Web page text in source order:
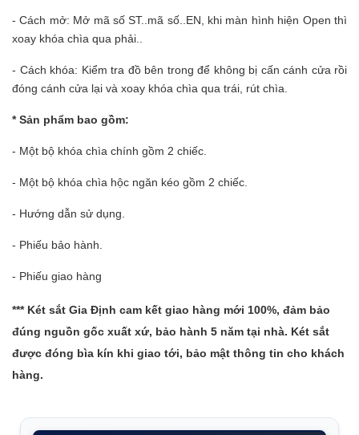
- Cách mở: Mở mã số ST..mã số..EN, khi màn hình hiện Open thì
xoay khóa chìa qua phải..
- Cách khóa: Kiểm tra đồ bên trong để không bị cấn cánh cửa rồi
đóng cánh cửa lại và xoay khóa chìa qua trái, rút chìa.
* Sản phẩm bao gồm:
- Một bộ khóa chìa chính gồm 2 chiếc.
- Một bộ khóa chìa hộc ngăn kéo gồm 2 chiếc.
- Hướng dẫn sử dụng.
- Phiếu bảo hành.
- Phiếu giao hàng
*** Két sắt Gia Định cam kết giao hàng mới 100%, đảm bảo
đúng nguồn gốc xuất xứ, bảo hành 5 năm tại nhà. Két sắt
được đóng bìa kín khi giao tới, bảo mật thông tin cho khách
hàng.